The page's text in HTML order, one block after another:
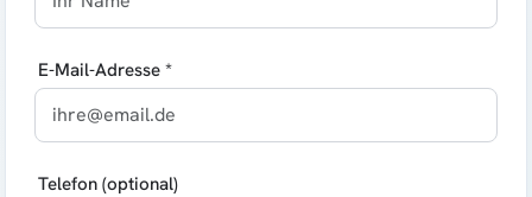
E-Mail-Adresse *
Telefon (optional)